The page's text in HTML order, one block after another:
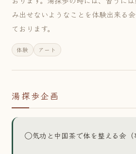
み出せないようなことを体験出来る
ております。
体験 アート
湯探歩企画
◯気功と中国茶で体を整える会（